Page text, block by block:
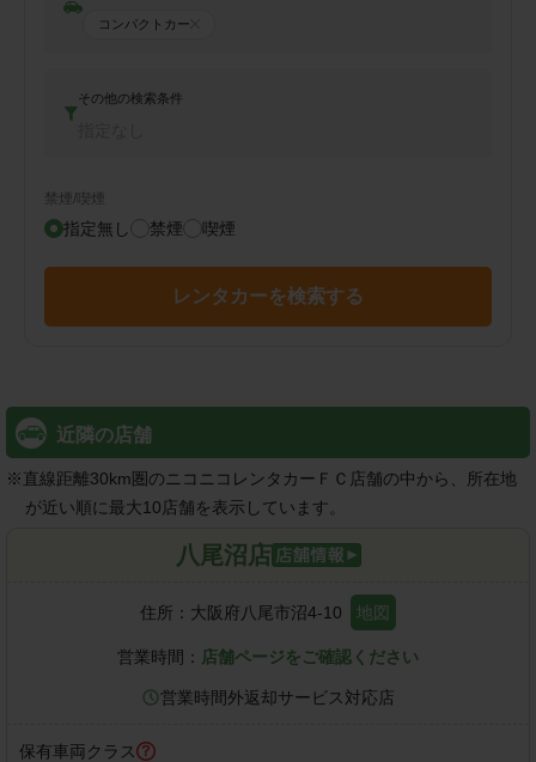
コンパクトカー
その他の検索条件
禁煙/喫煙
指定無し 禁煙 喫煙
レンタカーを検索する
近隣の店舗
※直線距離30km圏のニコニコレンタカーＦＣ店舗の中から、所在地
が近い順に最大10店舗を表示しています。
八尾沼店
住所： 大阪府八尾市沼4-10 地図
営業時間： 店舗ページをご確認ください
営業時間外返却サービス対応店
保有車両クラス